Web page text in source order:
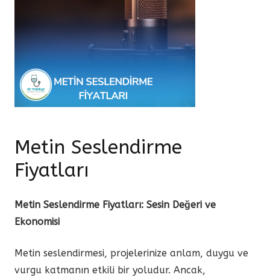
Metin Seslendirme
Fiyatları
Metin Seslendirme Fiyatları: Sesin Değeri ve
Ekonomisi
Metin seslendirmesi, projelerinize anlam, duygu ve
vurgu katmanın etkili bir yoludur. Ancak,